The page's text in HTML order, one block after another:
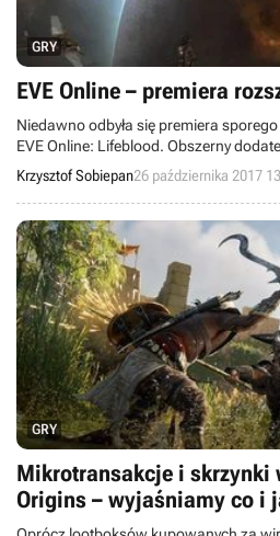
GRY
EVE Online – premiera
Niedawno odbyła się premiera
EVE Online: Lifeblood. Obszerny
wydobycie zasobów z księżyców,
Walka o Zasoby i nowe sztuczki frakcji
też nad balansem statków klasy alfa i
Krzysztof Sobiepan26 października 2017
GRY
Mikrotransakcje i skrzynki
Origins – wyjaśniamy co i